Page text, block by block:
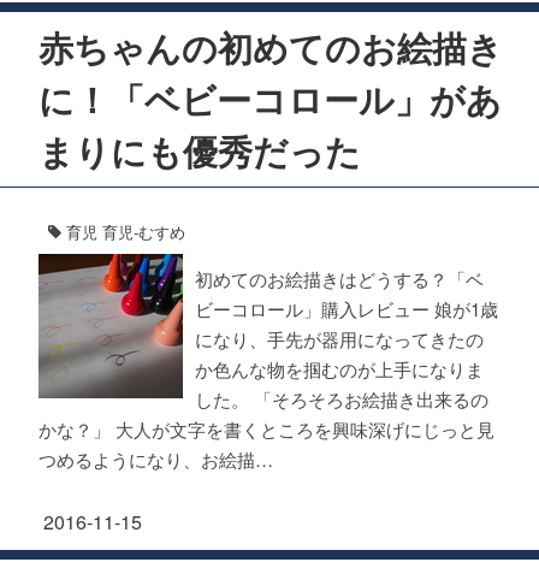
赤ちゃんの初めてのお絵描き
に！「ベビーコロール」があ
まりにも優秀だった
育児 育児-むすめ
初めてのお絵描きはどうする？「ベ
ビーコロール」購入レビュー 娘が1歳
になり、手先が器用になってきたの
か色んな物を掴むのが上手になりま
した。 「そろそろお絵描き出来るの
かな？」 大人が文字を書くところを興味深げにじっと見
つめるようになり、お絵描…
2016-11-15